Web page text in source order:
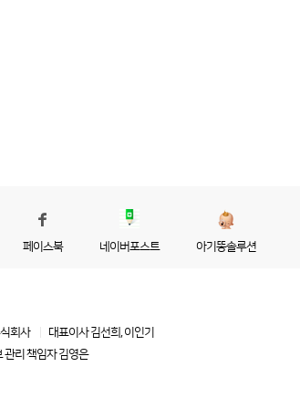
페이스북 네이버포스트 아기똥솔루션
회사
대표이사 김선희, 이인기
관리 책임자김영은